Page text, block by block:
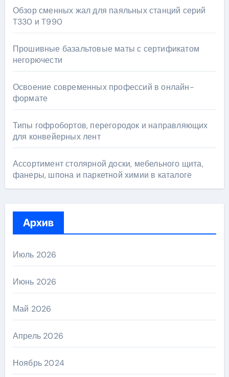
Обзор сменных жал для паяльных станций серий
T330 и T990
Прошивные базальтовые маты с сертификатом
негорючести
Освоение современных профессий в онлайн-
формате
Типы гофробортов, перегородок и направляющих
для конвейерных лент
Ассортимент столярной доски, мебельного щита,
фанеры, шпона и паркетной химии в каталоге
Архив
Июль 2026
Июнь 2026
Май 2026
Апрель 2026
Ноябрь 2024